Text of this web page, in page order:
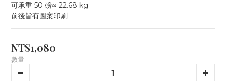
可承重 50 磅≈ 22.68 kg
前後皆有圖案印刷
NT$1,080
數量